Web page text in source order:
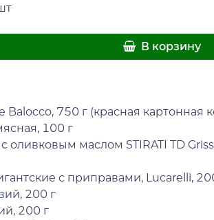
В корзину
Balocco, 750 г (красная картонная
100 г
оливковым маслом STIRATI TD
с приправами, Lucarelli,
200 г
200 г